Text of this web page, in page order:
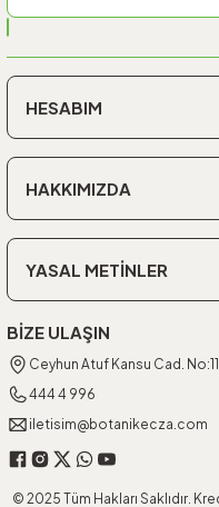
HESABIM
HAKKIMIZDA
YASAL METİNLER
BİZE ULAŞIN
Ceyhun Atuf Kansu Cad.
444 4 996
iletisim@botanikecza.com
© 2025 Tüm Hakları Saklıdır.